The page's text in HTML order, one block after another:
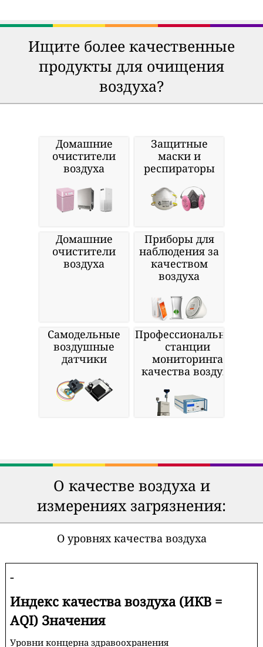
Ищите более качественные
продукты для очищения
воздуха?
Домашние
очистители
воздуха
Защитные
маски и
респираторы
Домашние
очистители
воздуха
Приборы для
наблюдения за
качеством
воздуха
Самодельные
воздушные
датчики
Профессиональные
станции
мониторинга
качества воздуха
О качестве воздуха и
измерениях загрязнения:
О уровнях качества воздуха
-
Индекс качества воздуха (ИКВ =
AQI) Значения
Уровни концерна здравоохранения